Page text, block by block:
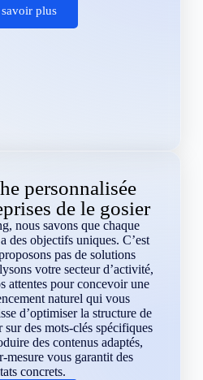
plus
personnalisée
de le gosier
nous savons que chaque
des objectifs uniques. C’est
pas de solutions
votre secteur d’activité,
attentes pour concevoir une
naturel qui vous
d’optimiser la structure de
des mots-clés spécifiques
des contenus adaptés,
mesure vous garantit des
concrets.